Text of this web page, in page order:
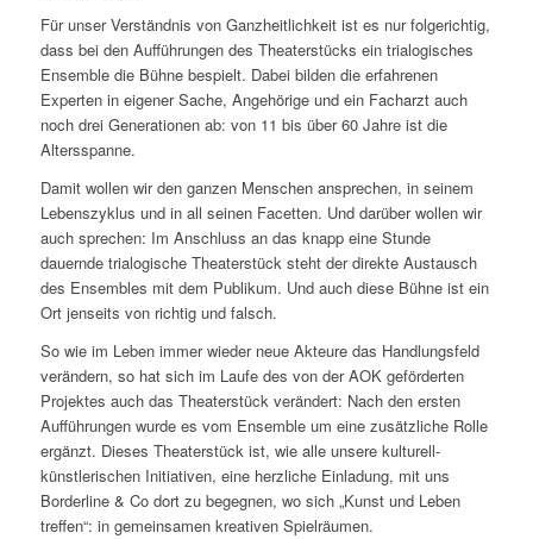
Für unser Verständnis von Ganzheitlichkeit ist es nur folgerichtig,
dass bei den Aufführungen des Theaterstücks ein trialogisches
Ensemble die Bühne bespielt. Dabei bilden die erfahrenen
Experten in eigener Sache, Angehörige und ein Facharzt auch
noch drei Generationen ab: von 11 bis über 60 Jahre ist die
Altersspanne.
Damit wollen wir den ganzen Menschen ansprechen, in seinem
Lebenszyklus und in all seinen Facetten. Und darüber wollen wir
auch sprechen: Im Anschluss an das knapp eine Stunde
dauernde trialogische Theaterstück steht der direkte Austausch
des Ensembles mit dem Publikum. Und auch diese Bühne ist ein
Ort jenseits von richtig und falsch.
So wie im Leben immer wieder neue Akteure das Handlungsfeld
verändern, so hat sich im Laufe des von der AOK geförderten
Projektes auch das Theaterstück verändert: Nach den ersten
Aufführungen wurde es vom Ensemble um eine zusätzliche Rolle
ergänzt. Dieses Theaterstück ist, wie alle unsere kulturell-
künstlerischen Initiativen, eine herzliche Einladung, mit uns
Borderline & Co dort zu begegnen, wo sich „Kunst und Leben
treffen“: in gemeinsamen kreativen Spielräumen.